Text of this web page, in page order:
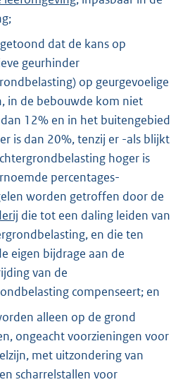
dat de kans op
geurhinder
op geurgevoelige
in de bebouwde kom niet
12% en in het buitengebied
is dan 20%, tenzij er -als blijkt
hoger is
percentages-
worden getroffen door de
die tot een daling leiden van
en die ten
eigen bijdrage aan de
van de
compenseert; en
alleen op de grond
ongeacht voorzieningen voor
met uitzondering van
scharrelstallen voor